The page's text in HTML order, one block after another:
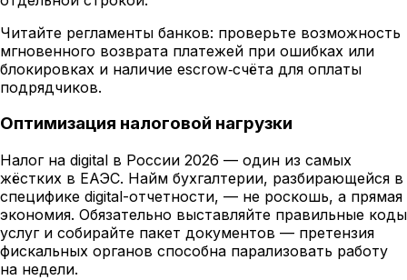
Читайте регламенты банков: проверьте возможность
мгновенного возврата платежей при ошибках или
блокировках и наличие escrow‑счёта для оплаты
подрядчиков.
Оптимизация налоговой нагрузки
Налог на digital в России 2026 — один из самых
жёстких в ЕАЭС. Найм бухгалтерии, разбирающейся в
специфике digital-отчетности, — не роскошь, а прямая
экономия. Обязательно выставляйте правильные коды
услуг и собирайте пакет документов — претензия
фискальных органов способна парализовать работу
на недели.